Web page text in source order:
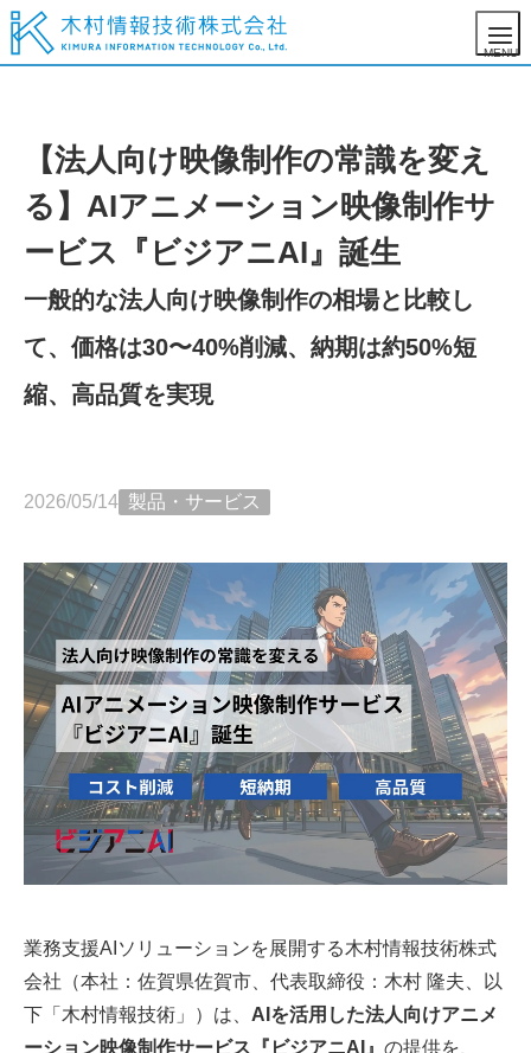
【法人向け映像制作の常識を変え
る】AIアニメーション映像制作サ
ービス『ビジアニAI』誕生
一般的な法人向け映像制作の相場と比較し
て、価格は30〜40%削減、納期は約50%短
縮、高品質を実現
2026/05/14 製品・サービス
業務支援AIソリューションを展開する木村情報技術株式
会社（本社：佐賀県佐賀市、代表取締役：木村 隆夫、以
下「木村情報技術」）は、 AIを活用した法人向けアニメ
ーション映像制作サービス『ビジアニAI』 の提供を、